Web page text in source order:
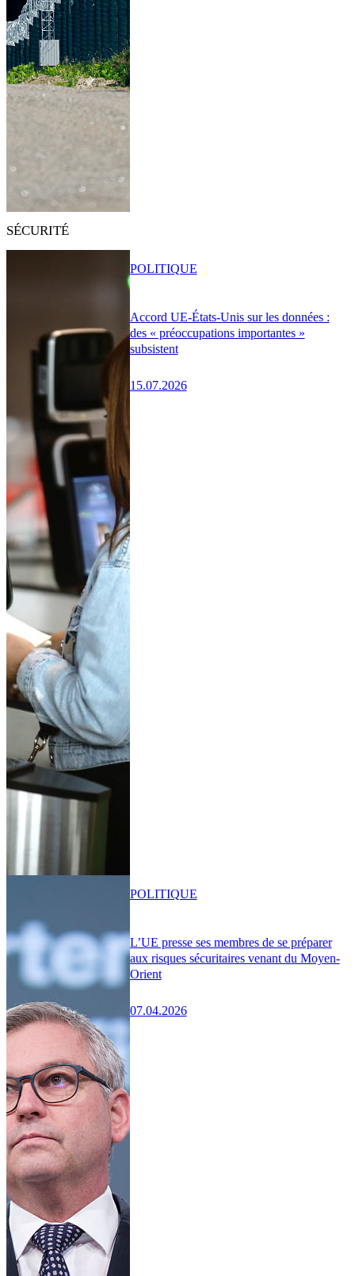
SÉCURITÉ
Accord UE-États-Unis sur les données :
des « préoccupations importantes »
subsistent
15.07.2026
POLITIQUE
L’UE presse ses membres de se préparer
aux risques sécuritaires venant du Moyen-
Orient
07.04.2026
POLITIQUE